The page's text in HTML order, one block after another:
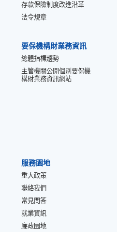
存款保險制度改進沿革
法令規章
要保機構財業務資訊
總體指標趨勢
主管機關公開個別要保機
構財業務資訊網站
服務園地
重大政策
聯絡我們
常見問答
就業資訊
廉政園地